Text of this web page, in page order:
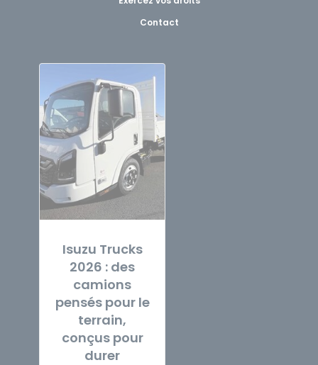
Contact
Isuzu Trucks
2026 : des
camions
pensés pour le
terrain,
conçus pour
durer